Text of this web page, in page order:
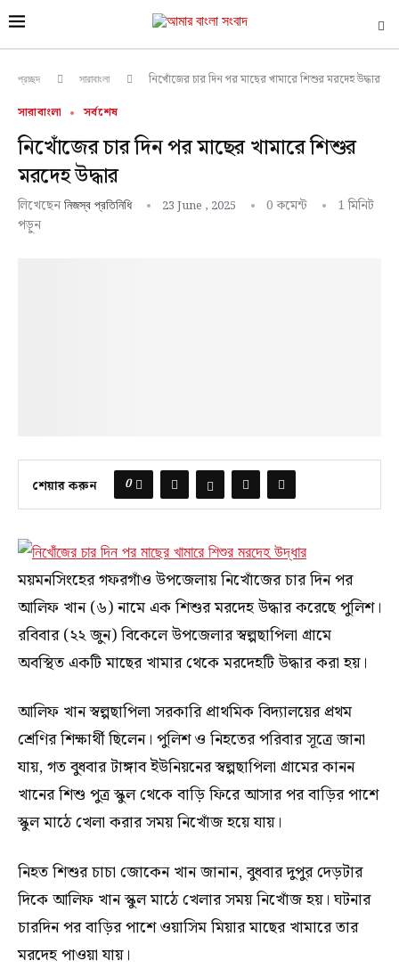
প্রচ্ছদ সারাবাংলা নিখোঁজের চার দিন পর মাছের খামারে শিশুর মরদেহ উদ্ধার
সারাবাংলা সর্বশেষ
নিখোঁজের চার দিন পর মাছের খামারে শিশুর
মরদেহ উদ্ধার
লিখেছেন নিজস্ব প্রতিনিধি 23 June , 2025 0 কমেন্ট
1 মিনিট
পড়ুন
শেয়ার করুন 0
ময়মনসিংহের গফরগাঁও উপজেলায় নিখোঁজের চার দিন পর
আলিফ খান (৬) নামে এক শিশুর মরদেহ উদ্ধার করেছে পুলিশ।
রবিবার (২২ জুন) বিকেলে উপজেলার স্বল্পছাপিলা গ্রামে
অবস্থিত একটি মাছের খামার থেকে মরদেহটি উদ্ধার করা হয়।
আলিফ খান স্বল্পছাপিলা সরকারি প্রাথমিক বিদ্যালয়ের প্রথম
শ্রেণির শিক্ষার্থী ছিলেন। পুলিশ ও নিহতের পরিবার সূত্রে জানা
যায়, গত বুধবার টাঙ্গাব ইউনিয়নের স্বল্পছাপিলা গ্রামের কানন
খানের শিশু পুত্র স্কুল থেকে বাড়ি ফিরে আসার পর বাড়ির পাশে
স্কুল মাঠে খেলা করার সময় নিখোঁজ হয়ে যায়।
নিহত শিশুর চাচা জোকেন খান জানান, বুধবার দুপুর দেড়টার
দিকে আলিফ খান স্কুল মাঠে খেলার সময় নিখোঁজ হয়। ঘটনার
চারদিন পর বাড়ির পাশে ওয়াসিম মিয়ার মাছের খামারে তার
মরদেহ পাওয়া যায়।